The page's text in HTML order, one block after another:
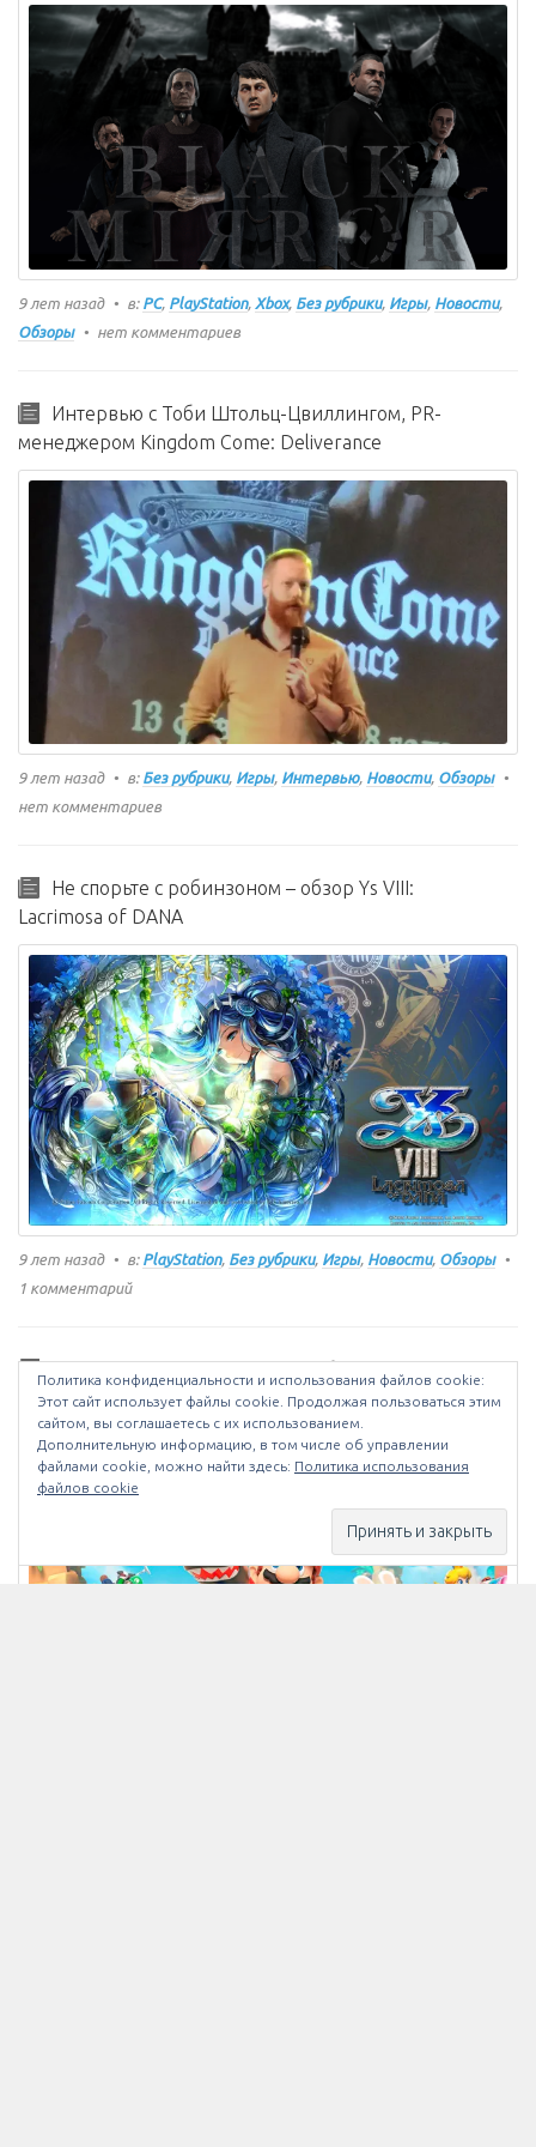
9 лет назад в: PC, PlayStation, Xbox, Без рубрики, Игры, Новости,
Обзоры
нет комментариев
Интервью с Тоби Штольц-Цвиллингом, PR-
менеджером Kingdom Come: Deliverance
9 лет назад в: Без рубрики, Игры, Интервью, Новости, Обзоры
нет комментариев
Не спорьте с робинзоном – обзор Ys VIII:
Lacrimosa of DANA
9 лет назад в: PlayStation, Без рубрики, Игры, Новости, Обзоры
1 комментарий
Безумие и отмороженность: Обзор «Mario &
Rabbids: Битва за Грибное королевство»
Политика конфиденциальности и использования файлов сookie:
Этот сайт использует файлы cookie. Продолжая пользоваться этим
сайтом, вы соглашаетесь с их использованием.
Дополнительную информацию, в том числе об управлении
файлами cookie, можно найти здесь: Политика использования
файлов cookie